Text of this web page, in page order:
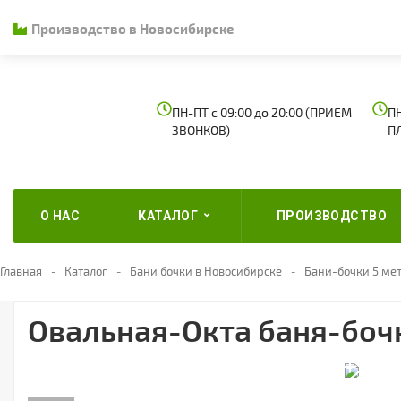
Производство в Новосибирске
ПН-ПТ с 09:00 до 20:00 (ПРИЕМ
ЗВОНКОВ)
О НАС КАТАЛОГ ПРОИЗВОДСТВО
Главная Каталог Бани бочки в Новосибирске Бани-бочки 5
Овальная-Окта баня-